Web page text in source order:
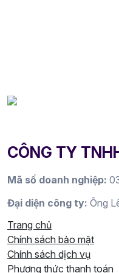
CÔNG TY
Mã số doanh nghiệp:
Đại diện công ty: Ông
Trang chủ
Chính sách bảo mật
Chính sách dịch vụ
Phương thức thanh toán